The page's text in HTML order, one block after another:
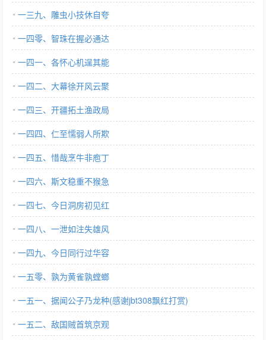
一三九、雕虫小技休自夸
一四零、智珠在握必通达
一四一、各怀心机逞其能
一四二、大幕徐开风云聚
一四三、开疆拓土渔政局
一四四、仁至懦弱人所欺
一四五、惜哉烹牛非庖丁
一四六、斯文稳重不猴急
一四七、今日洞房初见红
一四八、一泄如注失雄风
一四九、今日同行过华容
一五零、孰为黄雀孰螳螂
一五一、据闻公子乃龙种(感谢jbt308飘红打赏)
一五二、敌国贼首筑京观